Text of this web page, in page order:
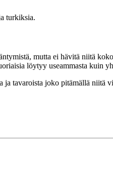
turkiksia.
mutta ei hävitä niitä
löytyy useammasta kuin
ja tavaroista joko pitämällä niitä